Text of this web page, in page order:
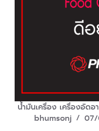
น้ำมันเครื่อง เครื่องอัดอ
bhumsonj